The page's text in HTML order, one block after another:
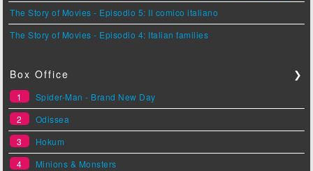
The Story of Movies - Episodio 5: Il comico italiano
The Story of Movies - Episodio 4: Italian families
Box Office ❯
1
Spider-Man - Brand New Day
2
Odissea
3
Hokum
4
Minions & Monsters